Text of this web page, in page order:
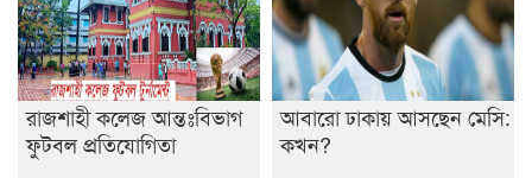
রাজশাহী কলেজ আন্তঃবিভাগ
ফুটবল প্রতিযোগিতা
আবারো ঢাকায় আসছেন মেসি:
কখন?